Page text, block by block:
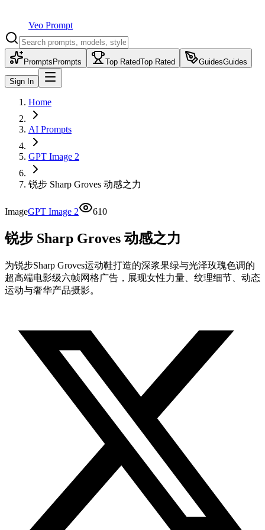
Veo Prompt
Prompts Prompts Top RatedTop Rated GuidesGuides
Sign In
Home
AI Prompts
GPT Image 2
锐步 Sharp Groves 动感之力
ImageGPT Image 2 610
锐步 Sharp Groves 动感之力
为锐步Sharp Groves运动鞋打造的深浆果绿与光泽玫瑰色调的
超高端电影级六帧网格广告，展现女性力量、纹理细节、动态
运动与奢华产品摄影。